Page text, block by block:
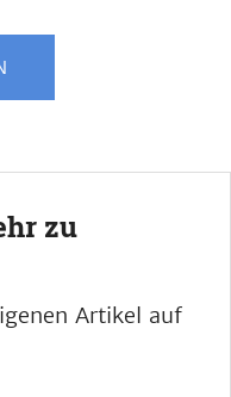
zu
Artikel auf